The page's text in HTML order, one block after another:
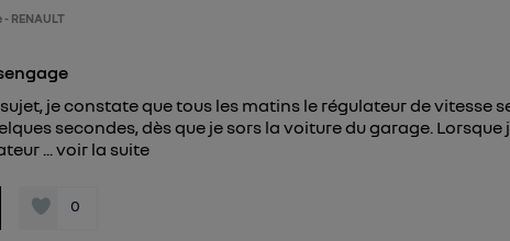
RENAULT
je constate que tous les matins le régulateur de vitesse
secondes, dès que je sors la voiture du garage. Lorsque
...voir la suite
0